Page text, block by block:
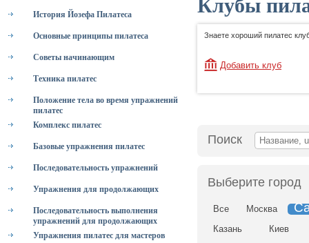
История Йозефа Пилатеса
Основные принципы пилатеса
Советы начинающим
Техника пилатес
Положение тела во время упражнений
пилатес
Комплекс пилатес
Базовые упражнения пилатес
Последовательность упражнений
Упражнения для продолжающих
Последовательность выполнения
упражнений для продолжающих
Упражнения пилатес для мастеров
Клубы
Знаете хороший пилатес
Добавить клуб
Поиск
Выберите город
Все Москва
Казань
Киев